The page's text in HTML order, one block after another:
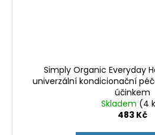
Simply Organic Everyday
univerzální kondicionační
účinkem
Skladem (4
483 Kč